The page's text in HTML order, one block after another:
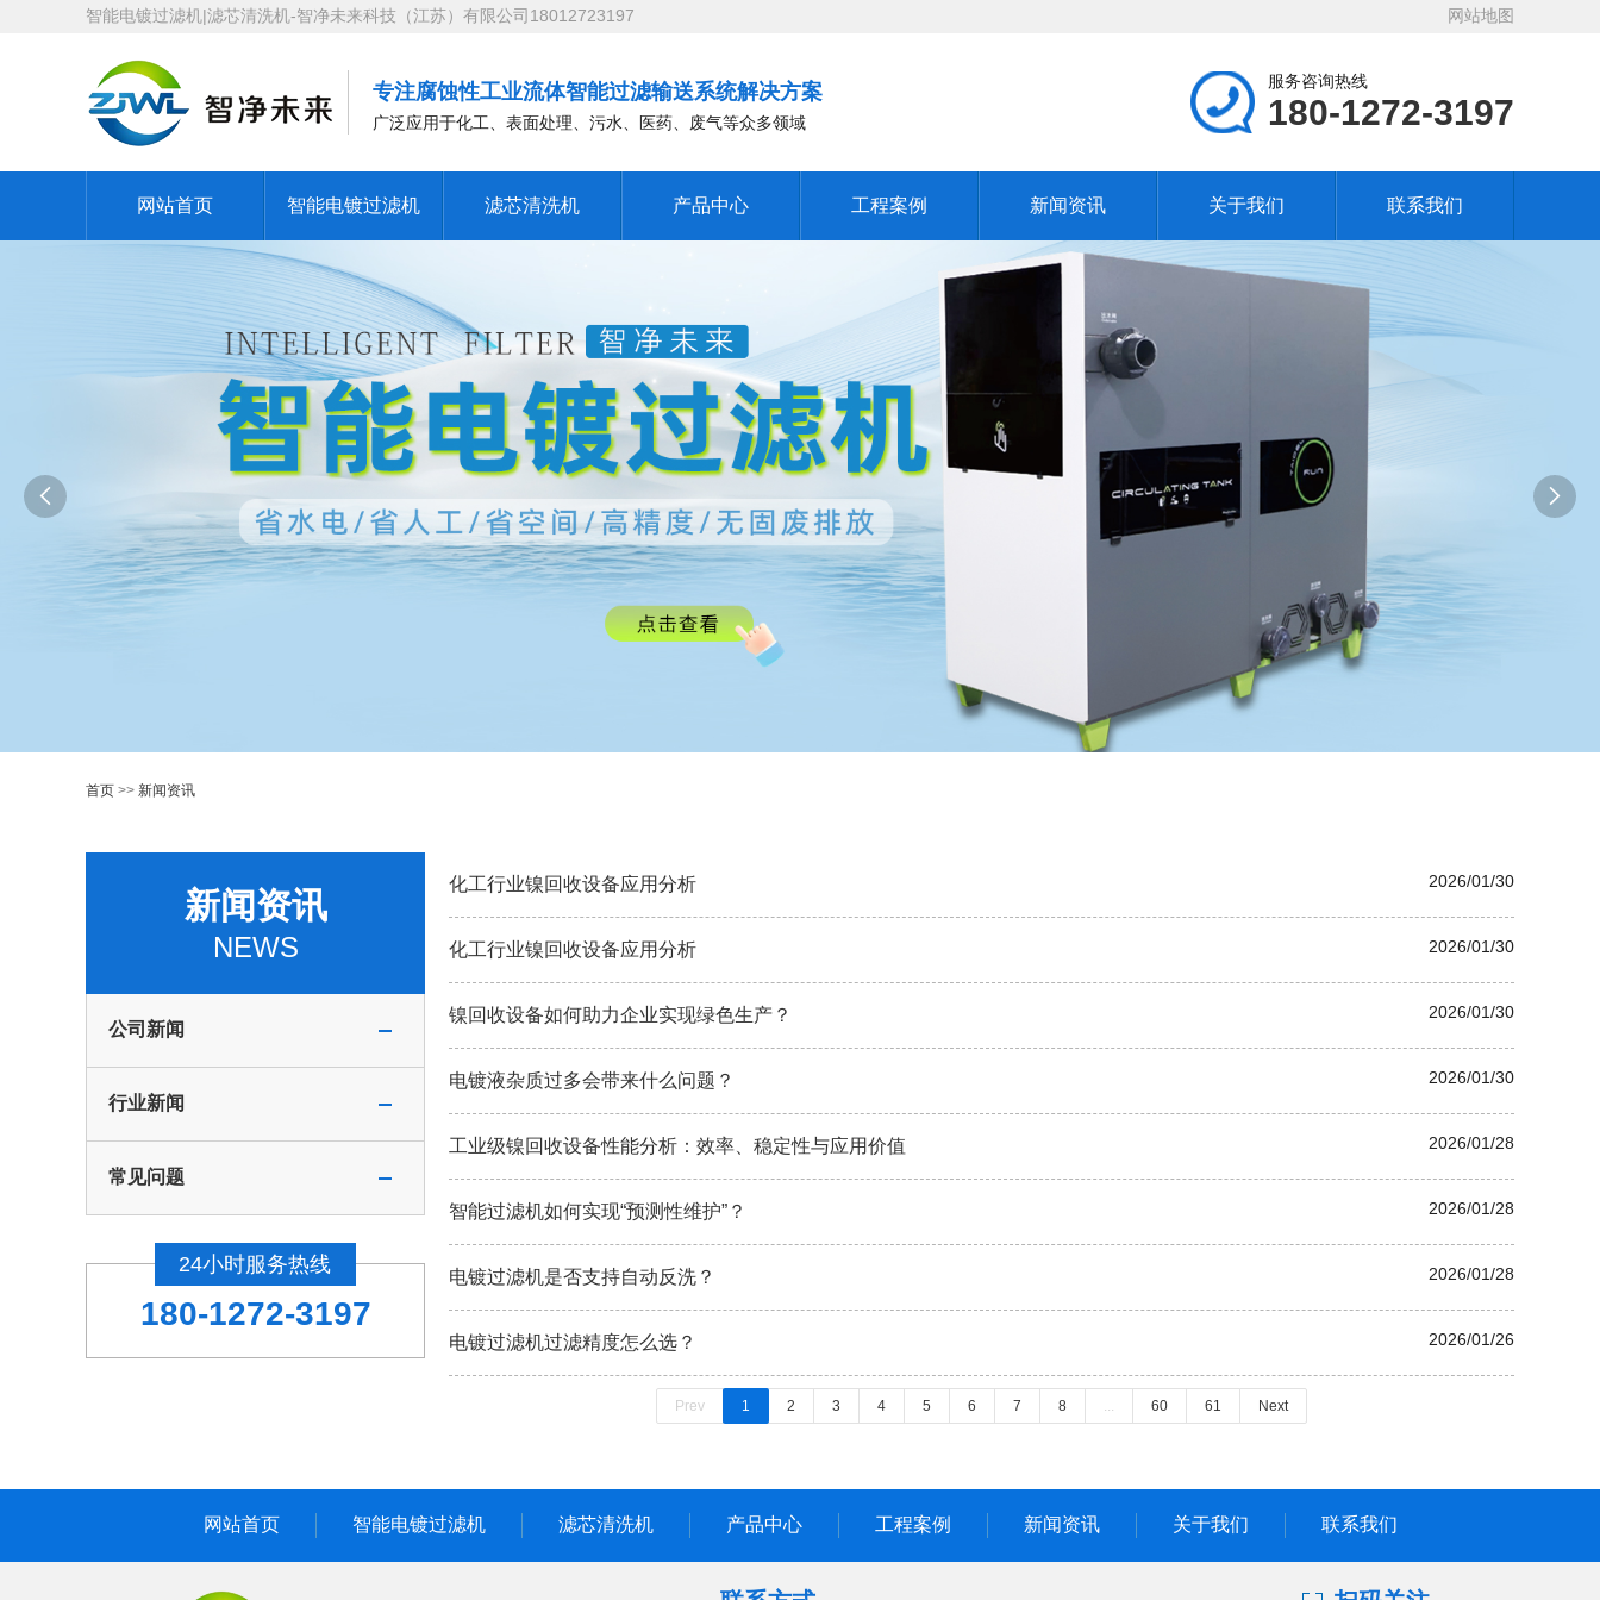
智能电镀过滤机|滤芯清洗机-智净未来科技（江苏）有限公司18012723197 网站地图
专注腐蚀性工业流体智能过滤输送系统解决方案
广泛应用于化工、表面处理、污水、医药、废气等众多领域
服务咨询热线
180-1272-3197
网站首页 智能电镀过滤机 滤芯清洗机 产品中心 工程案例 新闻资讯 关于我们 联系我们
 
首页 >> 新闻资讯
新闻资讯
NEWS
公司新闻
行业新闻
常见问题
180-1272-3197
24小时服务热线
化工行业镍回收设备应用分析 2026/01/30
化工行业镍回收设备应用分析 2026/01/30
镍回收设备如何助力企业实现绿色生产？ 2026/01/30
电镀液杂质过多会带来什么问题？ 2026/01/30
工业级镍回收设备性能分析：效率、稳定性与应用价值 2026/01/28
智能过滤机如何实现“预测性维护”？ 2026/01/28
电镀过滤机是否支持自动反洗？ 2026/01/28
电镀过滤机过滤精度怎么选？ 2026/01/26
Prev 1 2 3 4 5 6 7 8 ... 60 61 Next
网站首页 智能电镀过滤机 滤芯清洗机 产品中心 工程案例 新闻资讯 关于我们 联系我们